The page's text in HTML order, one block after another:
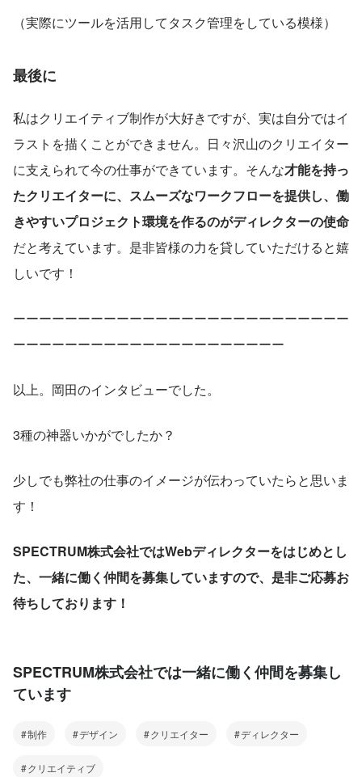
（実際にツールを活用してタスク管理をしている模様）
最後に
私はクリエイティブ制作が大好きですが、実は自分ではイ
ラストを描くことができません。日々沢山のクリエイター
に支えられて今の仕事ができています。そんな才能を持っ
たクリエイターに、スムーズなワークフローを提供し、働
きやすいプロジェクト環境を作るのがディレクターの使命
だと考えています。是非皆様の力を貸していただけると嬉
しいです！
ーーーーーーーーーーーーーーーーーーーーーーーーーー
ーーーーーーーーーーーーーーーーーーーーー
以上。岡田のインタビューでした。
3種の神器いかがでしたか？
少しでも弊社の仕事のイメージが伝わっていたらと思いま
す！
SPECTRUM株式会社ではWebディレクターをはじめとし
た、一緒に働く仲間を募集していますので、是非ご応募お
待ちしております！
SPECTRUM株式会社では一緒に働く仲間を募集し
ています
制作 デザイン クリエイター ディレクター
クリエイティブ